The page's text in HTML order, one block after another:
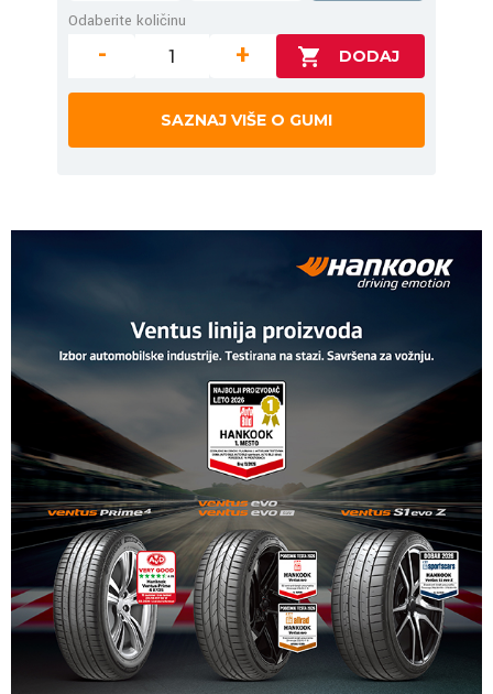
Odaberite količinu
- +
SAZNAJ VIŠE O GUMI